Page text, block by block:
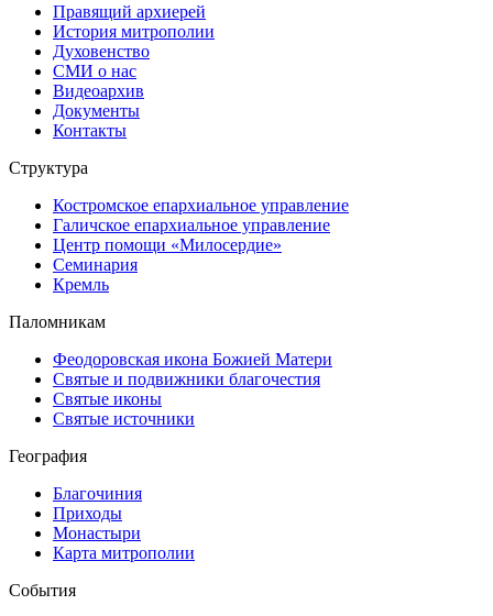
Правящий архиерей
История митрополии
Духовенство
СМИ о нас
Видеоархив
Документы
Контакты
Структура
Костромское епархиальное управление
Галичское епархиальное управление
Центр помощи «Милосердие»
Семинария
Кремль
Паломникам
Феодоровская икона Божией Матери
Святые и подвижники благочестия
Святые иконы
Святые источники
География
Благочиния
Приходы
Монастыри
Карта митрополии
События